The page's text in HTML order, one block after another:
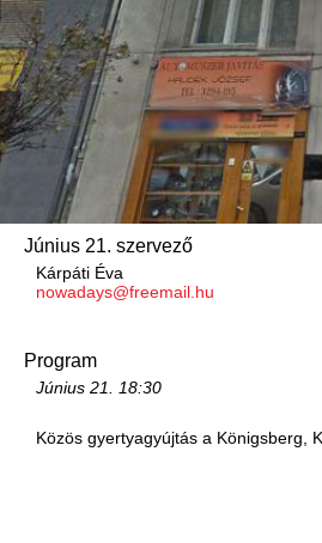
Június 21. szervező
Kárpáti Éva
nowadays@freemail.hu
Program
Június 21. 18:30
Közös gyertyagyújtás a Königsberg,